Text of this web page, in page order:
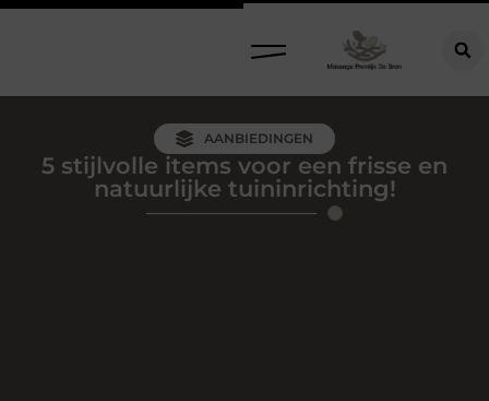
AANBIEDINGEN
5 stijlvolle items voor een frisse en
natuurlijke tuininrichting!